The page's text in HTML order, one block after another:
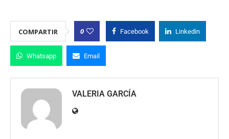
COMPARTIR 0 Facebook Linkedin
Whatsapp Email
VALERIA GARCÍA